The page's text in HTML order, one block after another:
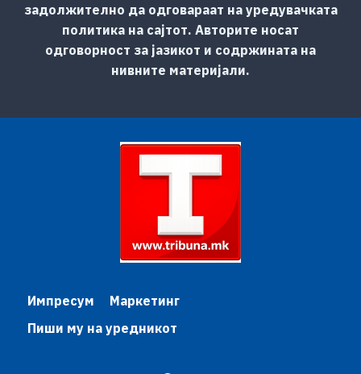
задолжително да одговараат на уредувачката
политика на сајтот. Авторите носат
одговорност за јазикот и содржината на
нивните материјали.
Импресум
Маркетинг
Пиши му на уредникот